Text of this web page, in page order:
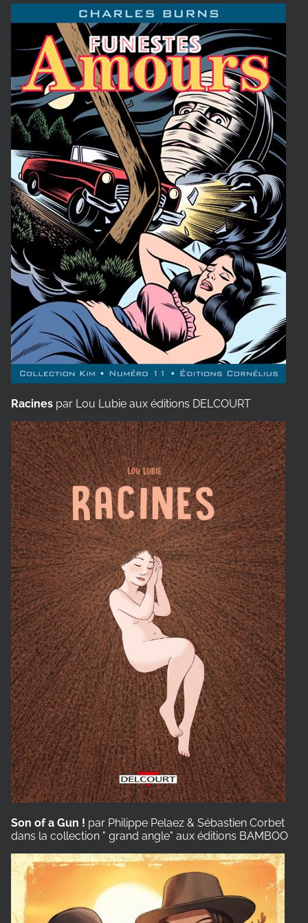
Racines par Lou Lubie aux éditions DELCOURT
Son of a Gun ! par Philippe Pelaez & Sébastien Corbet
dans la collection " grand angle" aux éditions BAMBOO